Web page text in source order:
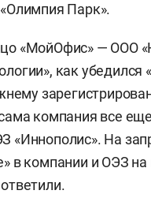
Парк».
«МойОфис» — ООО
как
компания все
«Иннополис». На
в компании и ОЭЗ